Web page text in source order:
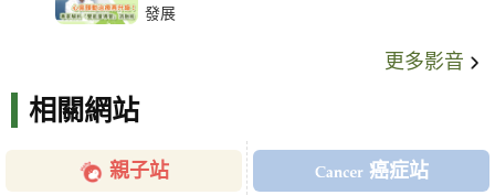
發展
更多影音
相關網站
親子站 癌症站